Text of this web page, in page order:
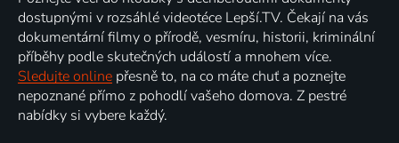
dostupnými v rozsáhlé videotéce Lepší.TV. Čekají na vás
dokumentární filmy o přírodě, vesmíru, historii, kriminální
příběhy podle skutečných událostí a mnohem více.
Sledujte online přesně to, na co máte chuť a poznejte
nepoznané přímo z pohodlí vašeho domova. Z pestré
nabídky si vybere každý.